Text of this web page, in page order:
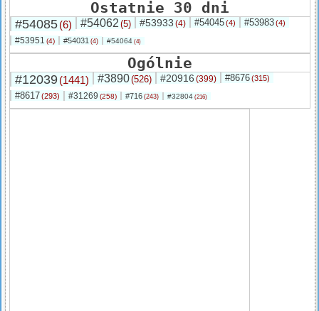
Ostatnie 30 dni
#54085(6) #54062 (5) #53933 (4) #54045(4) #53983(4)
#53951 (4) #54031 (4) #54064 (4)
Ogólnie
#12039(1441) #3890(526) #20916 (399) #8676(315)
#8617(293) #31269 (258) #716 (243) #32804 (216)